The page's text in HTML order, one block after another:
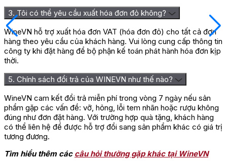
3. Tôi có thể yêu cầu xuất hóa đơn đỏ không?
WineVN hỗ trợ xuất hóa đơn VAT (hóa đơn đỏ) cho tất cả đơn
hàng theo yêu cầu của khách hàng. Vui lòng cung cấp thông tin
công ty khi đặt hàng để bộ phận kế toán phát hành hóa đơn kịp
thời.
5. Chính sách đổi trả của WINEVN như thế nào?
WineVN cam kết đổi trả miễn phí trong vòng 7 ngày nếu sản
phẩm gặp các vấn đề: vỡ, hỏng, lỗi tem nhãn hoặc rượu không
đúng như đơn đặt hàng. Với trường hợp quà tặng, khách hàng
có thể liên hệ để được hỗ trợ đổi sang sản phẩm khác có giá trị
tương đương.
Tìm hiểu thêm các câu hỏi thường gặp khác tại WineVN